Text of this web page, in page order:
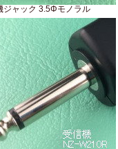
ジャック 3.5Φモノラル